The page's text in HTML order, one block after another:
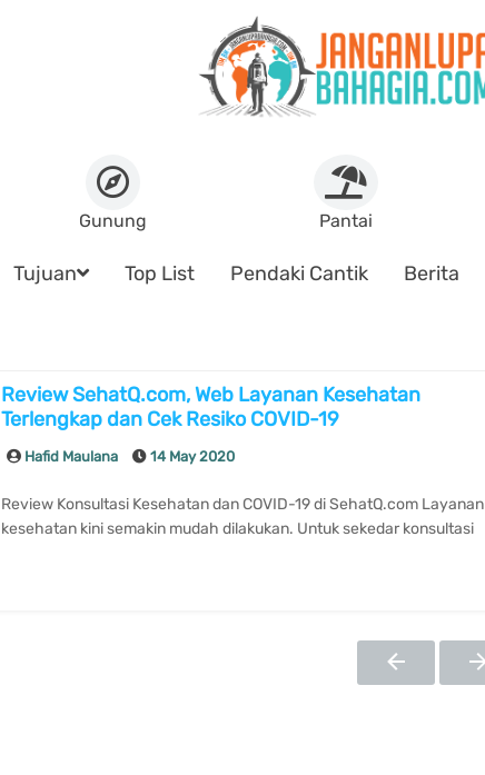
Pantai
Gunung
Tujuan Top List Pendaki Cantik Berita
Review SehatQ.com, Web Layanan Kesehatan
Terlengkap dan Cek Resiko COVID-19
Hafid Maulana 14 May 2020
Review Konsultasi Kesehatan dan COVID-19 di SehatQ.com Layanan
kesehatan kini semakin mudah dilakukan. Untuk sekedar konsultasi